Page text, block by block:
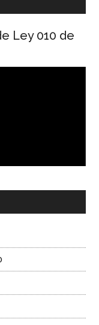
Ley 010 de
01:04
Corporación